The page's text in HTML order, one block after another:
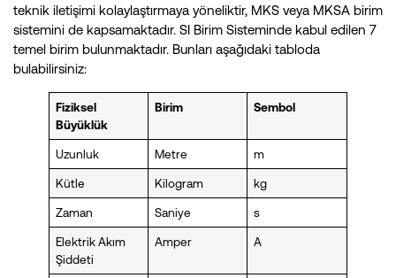
teknik iletişimi kolaylaştırmaya yöneliktir, MKS veya MKSA birim
sistemini de kapsamaktadır. SI Birim Sisteminde kabul edilen 7
temel birim bulunmaktadır. Bunları aşağıdaki tabloda
bulabilirsiniz:
Fiziksel
Büyüklük
Birim Sembol
Uzunluk Metre m
Kütle Kilogram kg
Zaman Saniye s
Elektrik Akım
Şiddeti
Amper A